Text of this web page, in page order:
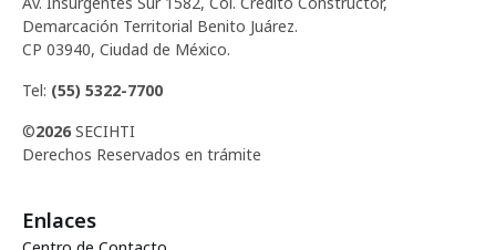
Demarcación Territorial Benito Juárez.
CP 03940, Ciudad de México.
Tel: (55) 5322-7700
©2026 SECIHTI
Derechos Reservados en trámite
Enlaces